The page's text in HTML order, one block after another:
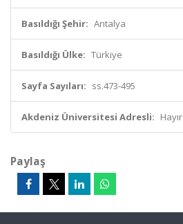
Basıldığı Şehir: Antalya
Basıldığı Ülke: Türkiye
Sayfa Sayıları: ss.473-495
Akdeniz Üniversitesi Adresli: Hayır
Paylaş